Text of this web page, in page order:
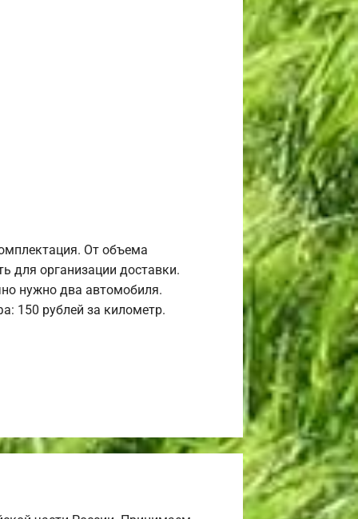
От объема
для организации доставки.
нужно два автомобиля.
150 рублей за километр.